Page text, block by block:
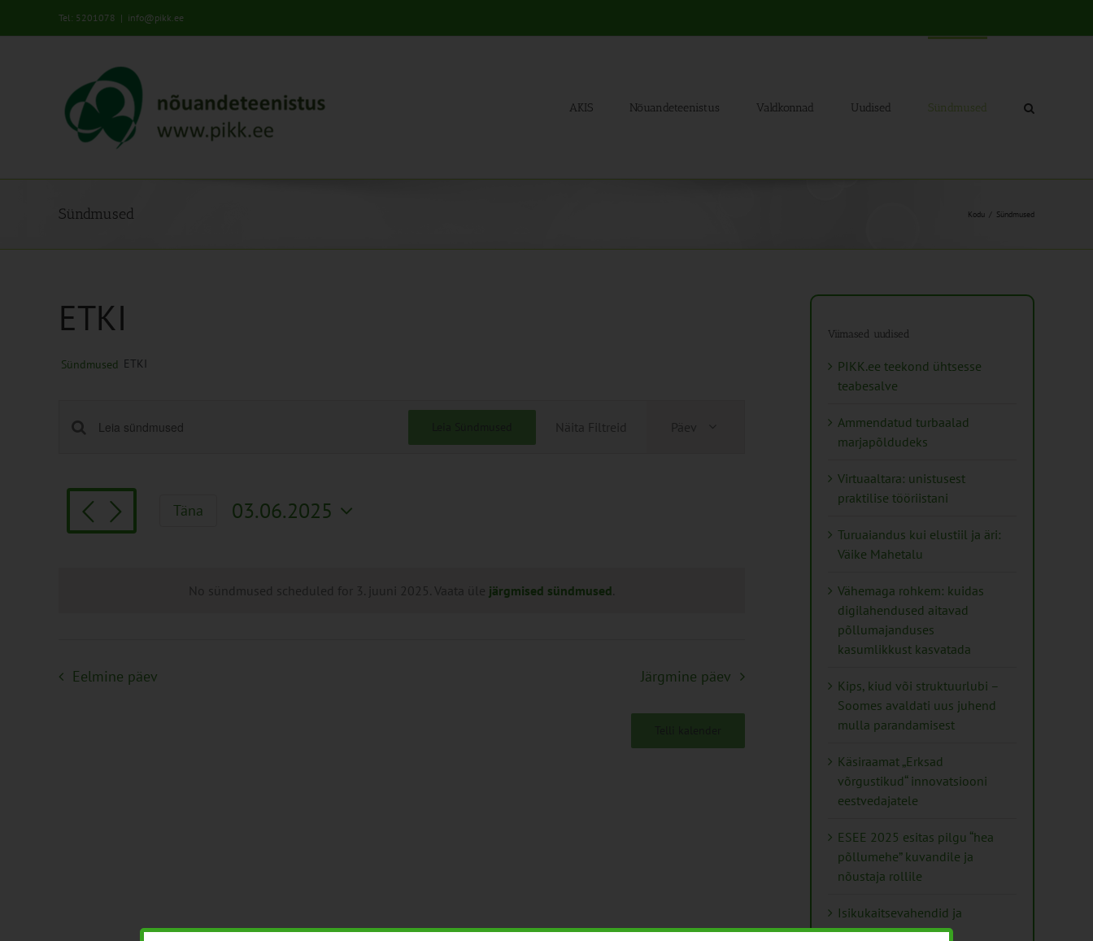
Tel: 5201078 | info@pikk.ee
AKIS Nõuandeteenistus Valdkonnad Uudised Sündmused
Sündmused Kodu Sündmused
No sündmused scheduled for 3. juuni 2025. Vaata üle järgmised sündmused
ETKI
Sündmused ETKI
Sündmused
Views
Navigation
Enter
for
Sündmused
by
Näita Filtreid
Views
Päev
Täna
03.06.2025
Eelmine päev Järgmine päev
Viimased uudised
PIKK.ee teekond ühtsesse
teabesalve
Ammendatud turbaalad
marjapõldudeks
Virtuaaltara: unistusest
praktilise tööriistani
Turuaiandus kui elustiil ja äri:
Väike Mahetalu
Vähemaga rohkem: kuidas
digilahendused aitavad
põllumajanduses
kasumlikkust kasvatada
Kips, kiud või struktuurlubi –
Soomes avaldati uus juhend
mulla parandamisest
Käsiraamat „Erksad
võrgustikud“ innovatsiooni
eestvedajatele
ESEE 2025 esitas pilgu “hea
põllumehe” kuvandile ja
nõustaja rollile
Isikukaitsevahendid ja
ohutusnõuded